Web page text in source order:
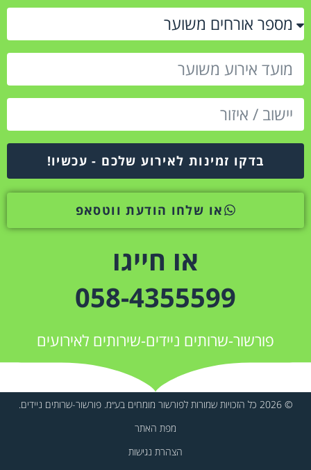
בדקו זמינות לאירוע שלכם - עכשיו!
או שלחו הודעת ווטסאפ
או חייגו
058-4355599
פורשור-שרותים ניידים-שירותים לאירועים
© 2026 כל הזכויות שמורות לפורשור מומחים בע״מ. פורשור-שרותים ניידים.
מפת האתר
הצהרת נגישות